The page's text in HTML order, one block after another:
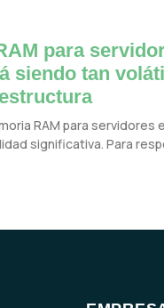
para
siendo tan
RAM para servidores
significativa. Para